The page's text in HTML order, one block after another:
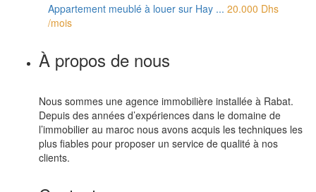
Appartement meublé à louer sur Hay ... 20.000 Dhs
/mois
À propos de nous
Nous sommes une agence immobilière installée à Rabat.
Depuis des années d’expériences dans le domaine de
l’immobilier au maroc nous avons acquis les techniques les
plus fiables pour proposer un service de qualité à nos
clients.